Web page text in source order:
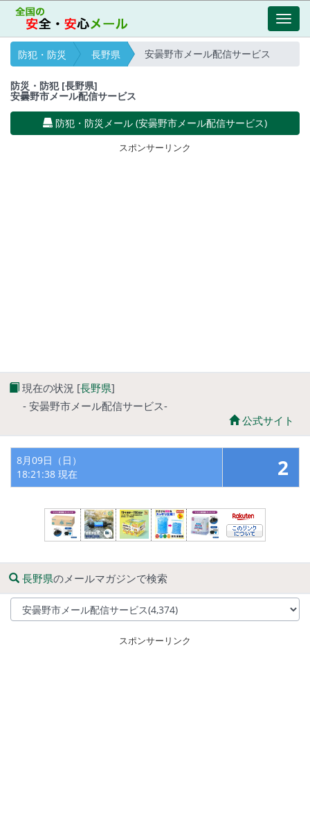
防犯・防災
長野県 安曇野市メール配信サービス
防災・防犯 [長野県]
安曇野市メール配信サービス
防犯・防災メール (安曇野市メール配信サービス)
スポンサーリンク
現在の状況 [長野県]
- 安曇野市メール配信サービス-
公式サイト
8月09日（日）
18:21:38 現在
2
長野県のメールマガジンで検索
スポンサーリンク